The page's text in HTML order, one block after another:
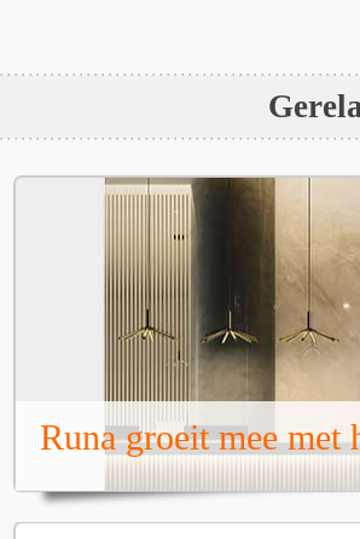
Runa groeit mee met